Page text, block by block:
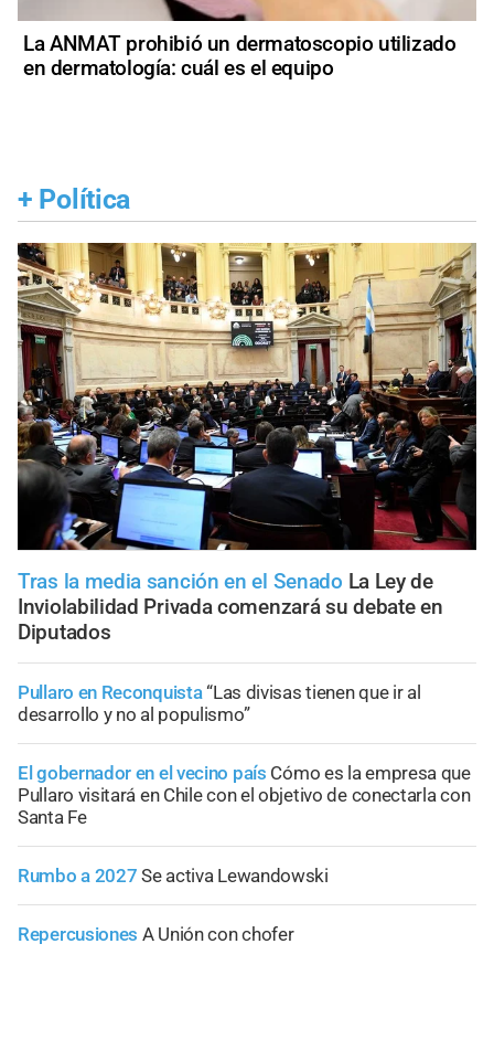
La ANMAT prohibió un dermatoscopio utilizado
en dermatología: cuál es el equipo
+ Política
Tras la media sanción en el Senado La Ley de
Inviolabilidad Privada comenzará su debate en
Diputados
Pullaro en Reconquista“Las divisas tienen que ir al
desarrollo y no al populismo”
El gobernador en el vecino país Cómo es la empresa que
Pullaro visitará en Chile con el objetivo de conectarla con
Santa Fe
Rumbo a 2027 Se activa Lewandowski
Repercusiones A Unión con chofer